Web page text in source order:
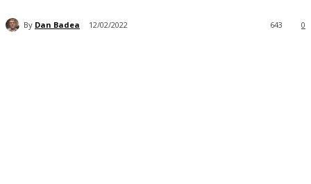
By Dan Badea 12/02/2022 0
643